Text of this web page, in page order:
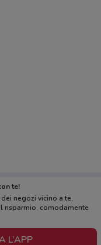
te!
negozi vicino a te,
risparmio, comodamente
L’APP